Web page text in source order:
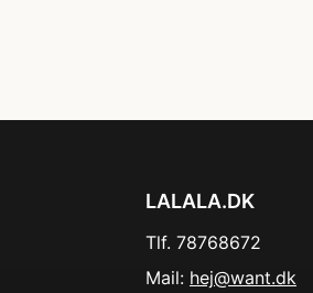
LALALA.DK
Tlf. 78768672
Mail: hej@want.dk